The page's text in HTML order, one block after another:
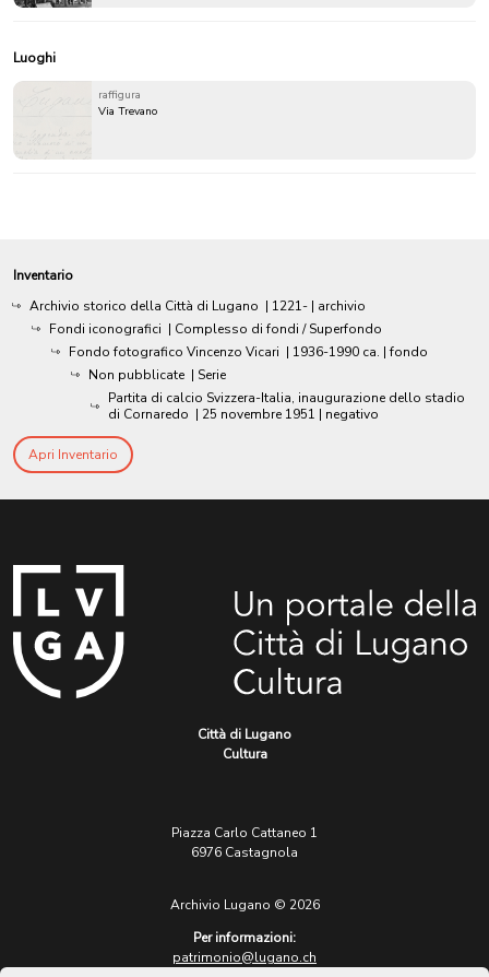
Luoghi
raffigura
Via Trevano
Inventario
Archivio storico della Città di Lugano | 1221- | archivio
Fondi iconografici | Complesso di fondi / Superfondo
Fondo fotografico Vincenzo Vicari | 1936-1990 ca. | fondo
Non pubblicate | Serie
Partita di calcio Svizzera-Italia, inaugurazione dello stadio
di Cornaredo | 25 novembre 1951 | negativo
Apri Inventario
Città di Lugano
Cultura
Piazza Carlo Cattaneo 1
6976 Castagnola
Archivio Lugano © 2026
Per informazioni:
patrimonio@lugano.ch